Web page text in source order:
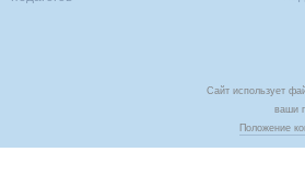
Сайт использует
ваши
Положение